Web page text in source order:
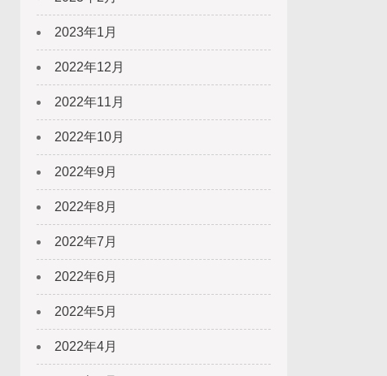
2023年1月
2022年12月
2022年11月
2022年10月
2022年9月
2022年8月
2022年7月
2022年6月
2022年5月
2022年4月